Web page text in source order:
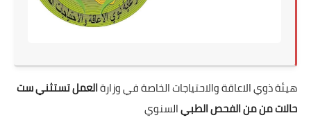
هيئة ذوي الاعاقة والاحتياجات الخاصة في وزارةالعمل تستثني ست
حالات من من الفحص الطبيالسنوي